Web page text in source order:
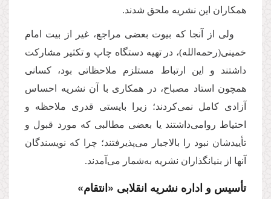
همكاران این نشریه ملحق شدند.
ولى از آنجا كه بیوت بعضى مراجع، غیر از بیت امام
خمینى(رحمه‌الله)، در تهیه دستگاه چاپ و تكثیر مشارکت
داشتند و این ارتباط مستلزم ملاحظاتی بود، كسانى
همچون استاد مصباح، در همكارى با آن نشریه احساس
آزادى كامل نمى‌كردند؛ زیرا بایستى قدرى ملاحظه و
احتیاط روامى‌داشتند یا بعضى مطالبى كه مورد قبول و
تأ‌ییدشان نبود را بالاجبار مى‌پذیرفتند؛ چرا كه نویسندگان
آنها از بنیانگذاران نشریه به‌شمار مى‌آمدند.
تأسیس و اداره نشریه انقلابى «انتقام»